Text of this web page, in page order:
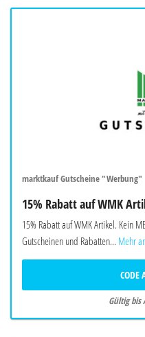
marktkauf Gutscheine "Werbung"
15% Rabatt auf WMK
15% Rabatt auf WMK Artikel. Kein
Gutscheinen und Rabatten... Mehr
CODE
Gültig bis